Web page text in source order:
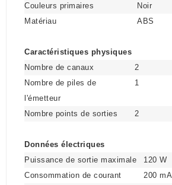
Couleurs primaires
Noir
Matériau
ABS
Caractéristiques physiques
Nombre de canaux
2
Nombre de piles de
l'émetteur
1
Nombre points de sorties 2
Données électriques
Puissance de sortie maximale
120 W
Consommation de courant
200 mA